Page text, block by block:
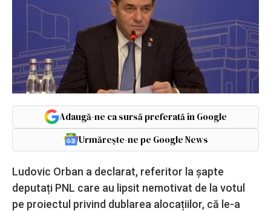
Adaugă-ne ca sursă preferată în Google
Urmărește-ne pe Google News
Ludovic Orban a declarat, referitor la șapte
deputați PNL care au lipsit nemotivat de la votul
pe proiectul privind dublarea alocațiilor, că le-a